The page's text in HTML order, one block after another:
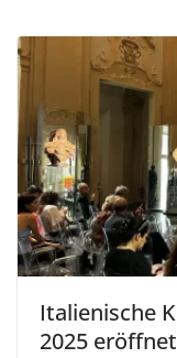
Italienische
2025 eröffnet